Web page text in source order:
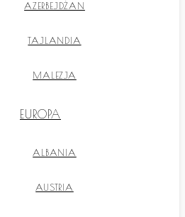
AZERBEJDŻAN
TAJLANDIA
MALEZJA
EUROPA
ALBANIA
AUSTRIA